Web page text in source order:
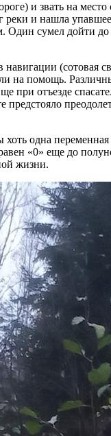
и звать на
и нашла
сумел дойти
(сотовая
на помощь.
при отъезде
предстояло
одна переменная
«0» еще до
жизни.